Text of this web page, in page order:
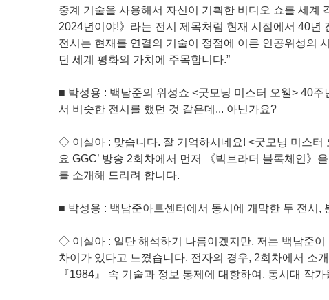
중계 기술을 사용해서 자신이 기획한 비디오 쇼를 세계
2024년이야!》라는 전시 제목처럼 현재 시점에서 40
전시는 현재를 연결의 기술이 정점에 이른 인공위성의
던 세계 평화의 가치에 주목합니다.”
■ 박성용 : 백남준의 위성쇼 <굿모닝 미스터 오웰> 40
서 비슷한 전시를 했던 것 같은데... 아닌가요?
◇ 이실아 : 맞습니다. 잘 기억하시네요! <굿모닝 미스터
요 GGC’ 방송 2회차에서 먼저 《빅브라더 블록체인》
를 소개해 드리려 합니다.
■ 박성용 : 백남준아트센터에서 동시에 개막한 두 전시,
◇ 이실아 : 일단 해석하기 나름이겠지만, 저는 백남준
차이가 있다고 느꼈습니다. 전자의 경우, 2회차에서 소
『1984』 속 기술과 정보 통제에 대항하여, 동시대 작